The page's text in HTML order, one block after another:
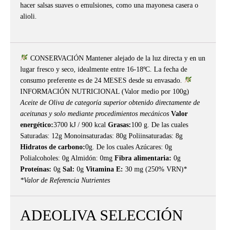
hacer salsas suaves o emulsiones, como una mayonesa casera o
alioli.
CONSERVACIÓN Mantener alejado de la luz directa y en un
lugar fresco y seco, idealmente entre 16-18ºC. La fecha de
consumo preferente es de 24 MESES desde su envasado.
INFORMACIÓN NUTRICIONAL (Valor medio por 100g)
Aceite de Oliva de categoría superior obtenido directamente de
aceitunas y solo mediante procedimientos mecánicos Valor
energético:3700 kJ / 900 kcal Grasas:100 g. De las cuales
Saturadas: 12g Monoinsaturadas: 80g Poliinsaturadas: 8g
Hidratos de carbono:0g. De los cuales Azúcares: 0g
Polialcoholes: 0g Almidón: 0mg Fibra alimentaria: 0g
Proteínas: 0g Sal: 0g Vitamina E: 30 mg (250% VRN)*
*Valor de Referencia Nutrientes
ADEOLIVA SELECCIÓN